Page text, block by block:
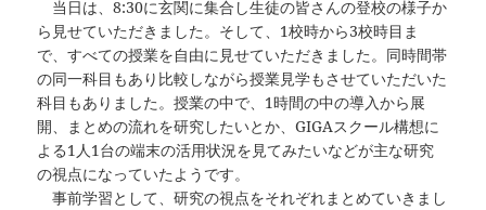
当日は、8:30に玄関に集合し生徒の皆さんの登校の様子か
ら見せていただきました。そして、1校時から3校時目ま
で、すべての授業を自由に見せていただきました。同時間帯
の同一科目もあり比較しながら授業見学もさせていただいた
科目もありました。授業の中で、1時間の中の導入から展
開、まとめの流れを研究したいとか、GIGAスクール構想に
よる1人1台の端末の活用状況を見てみたいなどが主な研究
の視点になっていたようです。
事前学習として、研究の視点をそれぞれまとめていきまし